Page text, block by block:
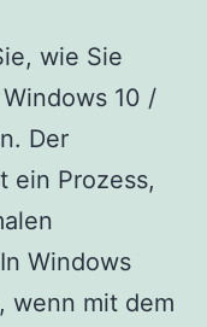
wie Sie
10 /
Der
ein Prozess,
Windows
wenn mit dem